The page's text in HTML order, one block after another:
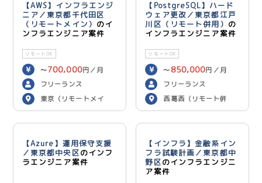
【AWS】インフラエンジ
ニア／東京都千代田区
（リモートメイン） のイ
ンフラエンジニア案件
リモートOK
〜700,000円／月
フリーランス
東京（リモートメイ
ン）
【PostgreSQL】ハード
ウェア更改／東京都江戸
川区（リモート併用） の
インフラエンジニア案件
リモートOK
〜 850,000円／月
フリーランス
西葛西（リモート併
用）
【Azure】運用保守支援
／東京都中央区のインフ
ラエンジニア案件
【インフラ】金融系イン
フラ試験計画／東京都中
野区のインフラエンジニ
ア案件